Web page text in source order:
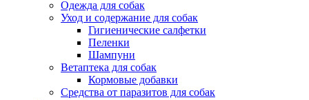
Одежда для собак
Уход и содержание для собак
Гигиенические салфетки
Пеленки
Шампуни
Ветаптека для собак
Кормовые добавки
Средства от паразитов для собак